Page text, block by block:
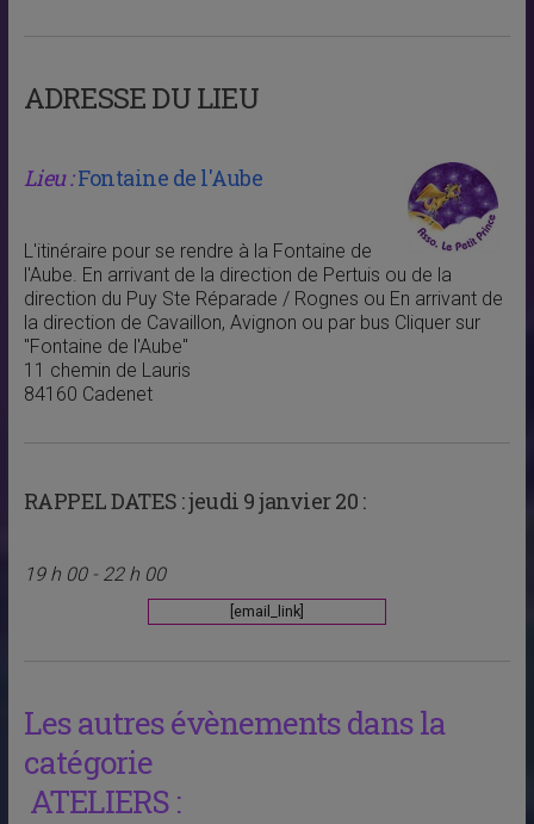
ADRESSE DU LIEU
Lieu :Fontaine de l'Aube
L'itinéraire pour se rendre à la Fontaine de
l'Aube. En arrivant de la direction de Pertuis ou de la
direction du Puy Ste Réparade / Rognes ou En arrivant de
la direction de Cavaillon, Avignon ou par bus Cliquer sur
"Fontaine de l'Aube"
11 chemin de Lauris
84160 Cadenet
RAPPEL DATES :jeudi 9 janvier 20 :
19 h 00 - 22 h 00
[email_link]
Les autres évènements dans la
catégorie
ATELIERS :